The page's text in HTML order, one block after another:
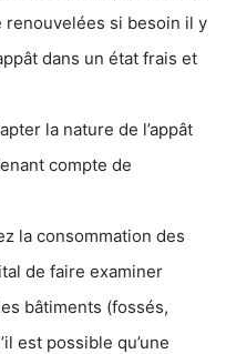
renouvelées si besoin il y
dans un état frais et
la nature de l’appât
compte de
la consommation des
de faire examiner
bâtiments (fossés,
est possible qu’une